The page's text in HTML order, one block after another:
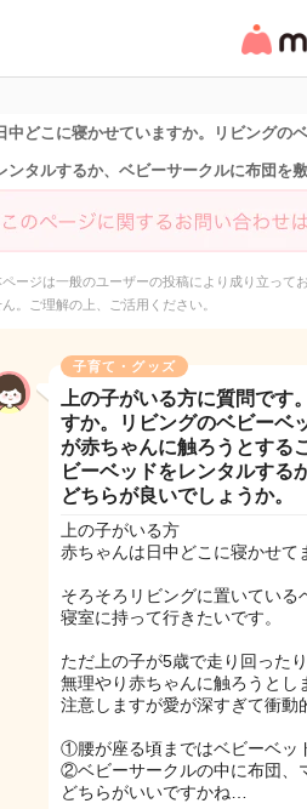
リ・情
どこに寝かせていますか。リビング
タルするか、ベビーサークルに布団を
ージは一般のユーザーの投稿により成り立って
ん。ご理解の上、ご活用ください。
子育て・グッズ
上の子がいる方に質問です
すか。リビングのベビーベ
が赤ちゃんに触ろうとする
ビーベッドをレンタルする
どちらが良いでしょうか。
上の子がいる方
赤ちゃんは日中どこに寝かせて
そろそろリビングに置いている
寝室に持って行きたいです。
ただ上の子が5歳で走り回ったり
無理やり赤ちゃんに触ろうとし
注意しますが愛が深すぎて衝動
①腰が座る頃まではベビーベッ
②ベビーサークルの中に布団、
どちらがいいですかね…